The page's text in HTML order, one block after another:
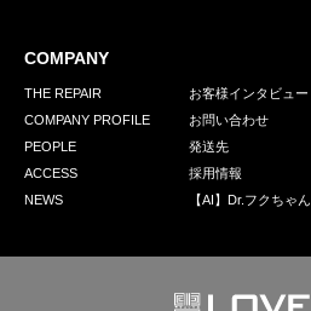
COMPANY
THE REPAIR
COMPANY PROFILE
PEOPLE
ACCESS
NEWS
お客様インタビュー
お問い合わせ
発送先
採用情報
【AI】Dr.フクちゃん